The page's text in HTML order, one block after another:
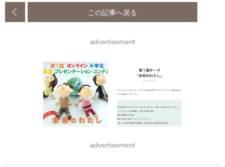
この記事へ戻る
advertisement
advertisement